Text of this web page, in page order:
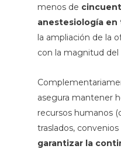
menos de
anestesiología en
la ampliación de la
con la magnitud del
asegura mantener
recursos humanos
traslados,
garantizar la